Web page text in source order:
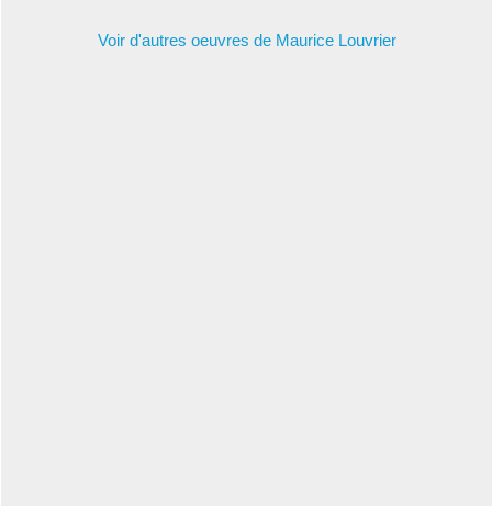
Voir d'autres oeuvres de Maurice Louvrier